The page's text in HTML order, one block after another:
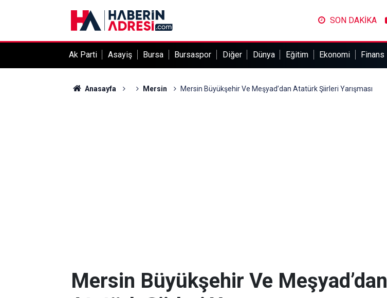
SON DAKİKA
Ak Parti Asayiş Bursa Bursaspor Diğer Dünya Eğitim Ekonomi Finans
Anasayfa Mersin Mersin Büyükşehir Ve Meşyad’dan Atatürk Şiirleri Yarışması
Mersin Büyükşehir Ve Meşyad’dan